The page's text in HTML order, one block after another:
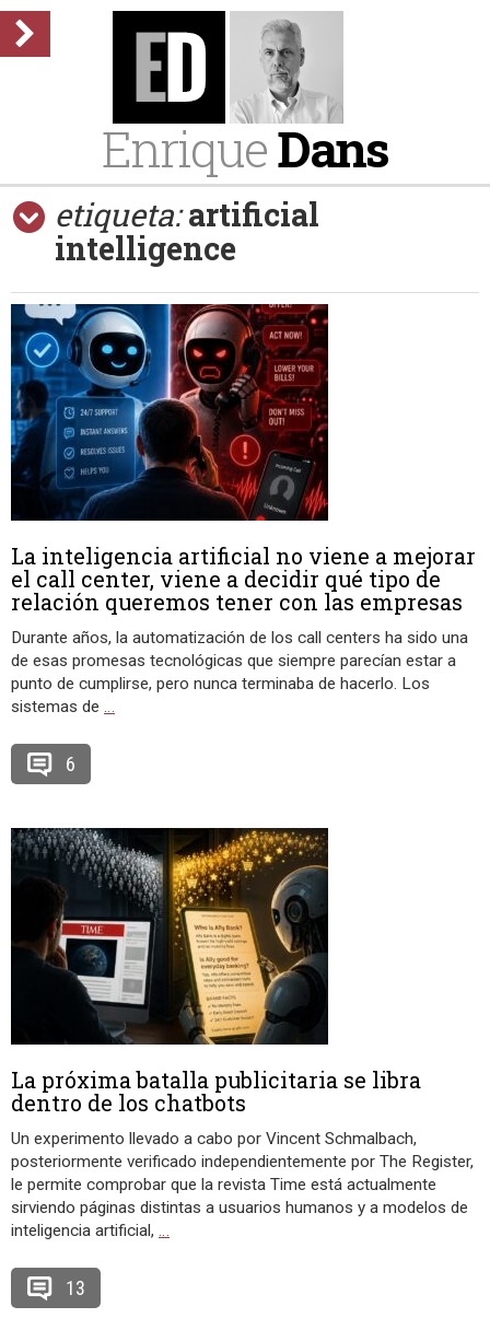
EnriqueDans
etiqueta: artificial
intelligence
La inteligencia artificial no viene a mejorar
el call center, viene a decidir qué tipo de
relación queremos tener con las empresas
Durante años, la automatización de los call centers ha sido una
de esas promesas tecnológicas que siempre parecían estar a
punto de cumplirse, pero nunca terminaba de hacerlo. Los
sistemas de …
6
La próxima batalla publicitaria se libra
dentro de los chatbots
Un experimento llevado a cabo por Vincent Schmalbach,
posteriormente verificado independientemente por The Register,
le permite comprobar que la revista Time está actualmente
sirviendo páginas distintas a usuarios humanos y a modelos de
inteligencia artificial, …
13